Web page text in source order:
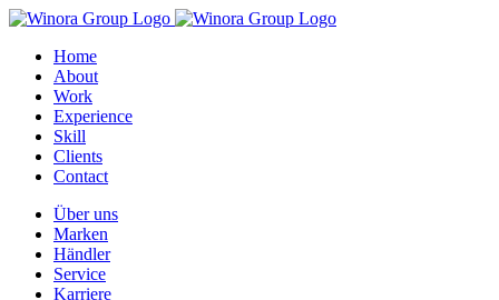
Zum
springenHome
About
Work
Experience
Skill
Clients
Contact
Über uns
Marken
Händler
Service
Karriere